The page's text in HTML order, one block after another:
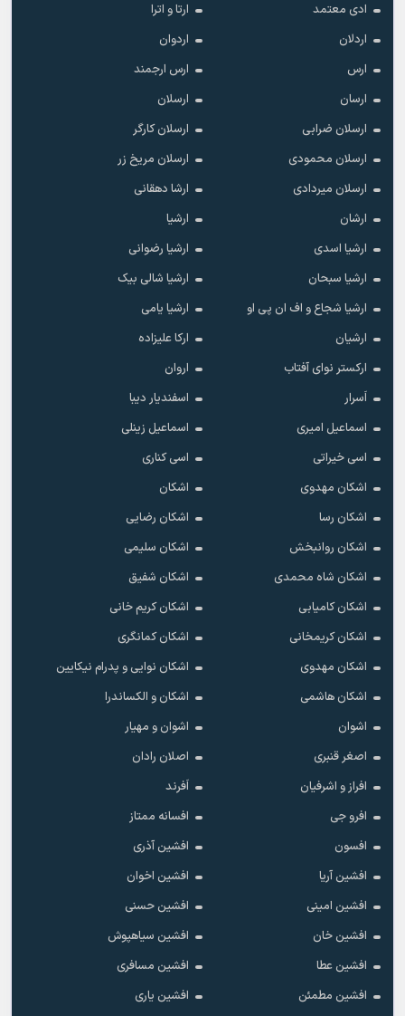
ادی معتمد
ارتا و اترا
اردلان
اردوان
ارس
ارس ارجمند
ارسان
ارسلان
ارسلان ضرابی
ارسلان کارگر
ارسلان محمودی
ارسلان مریخ زر
ارسلان میردادی
ارشا دهقانی
ارشان
ارشیا
ارشیا اسدی
ارشیا رضوانی
ارشیا سبحان
ارشیا شالی بیک
ارشیا شجاع و اف ان پی او
ارشیا یامی
ارشیان
ارکا علیزاده
ارکستر نوای آفتاب
اروان
اَسرار
اسفندیار دیبا
اسماعیل امیری
اسماعیل زینلی
اسی خیراتی
اسی کناری
اشکان مهدوى
اشکان
اشکان رسا
اشکان رضایی
اشکان روانبخش
اشکان سلیمی
اشکان شاه محمدی
اشکان شفیق
اشکان کامیابی
اشکان کریم خانی
اشکان کریمخانی
اشکان کمانگری
اشکان مهدوی
اشکان نوایی و پدرام نیکایین
اشکان هاشمی
اشکان و الکساندرا
اشوان
اشوان و مهیار
اصغر قنبری
اصلان رادان
افراز و اشرفیان
اَفرند
افرو جی
افسانه ممتاز
افسون
افشین آذری
افشین آریا
افشین اخوان
افشین امینی
افشین حسنی
افشین خان
افشین سیاهپوش
افشین عطا
افشین مسافری
افشین مطمئن
افشین یاری